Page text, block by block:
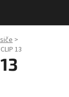
>
13